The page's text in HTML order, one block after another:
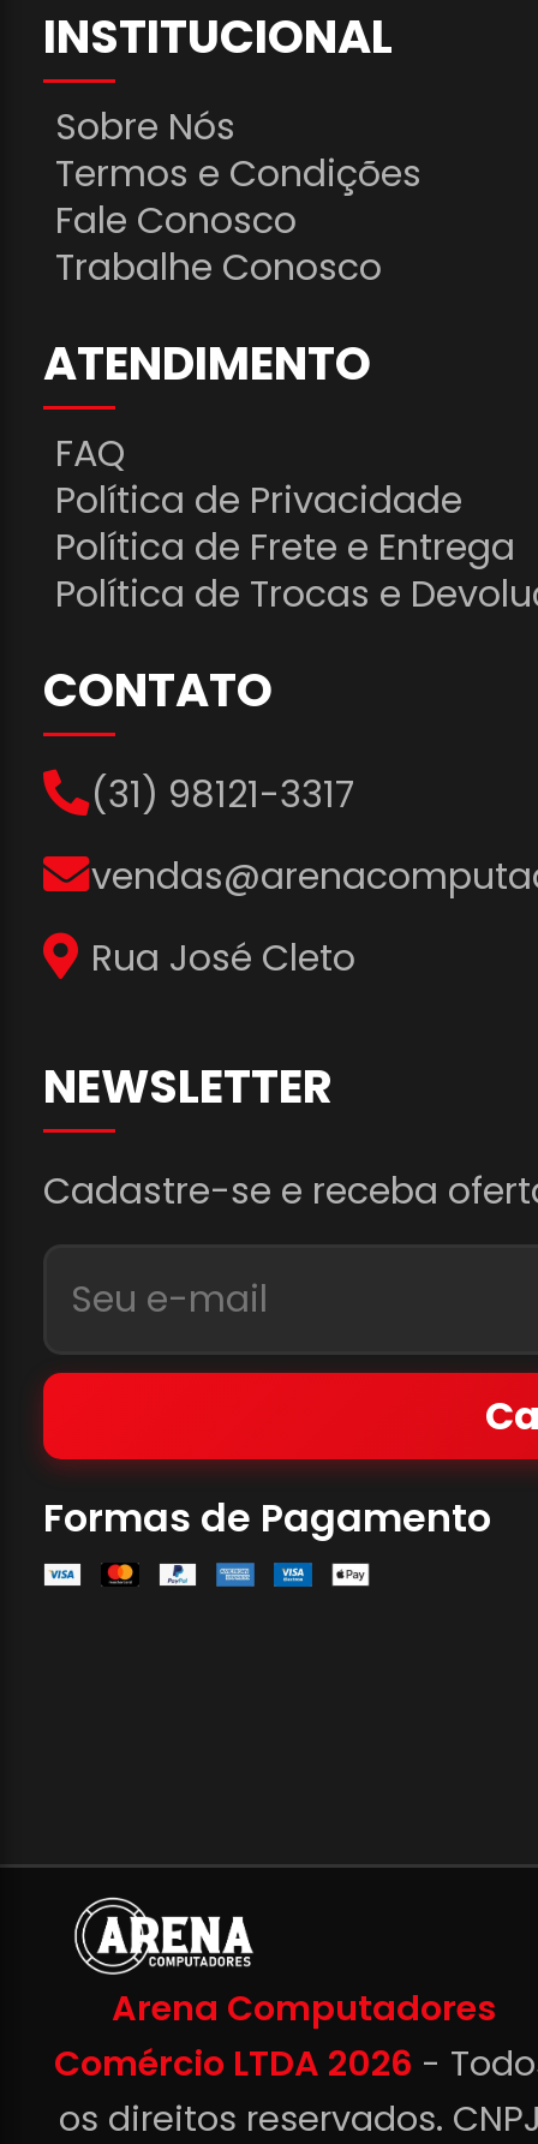
INSTITUCIONAL
Sobre Nós
Termos e Condições
Fale Conosco
Trabalhe Conosco
ATENDIMENTO
FAQ
Política de Privacidade
Política de Frete e Entrega
Política de Trocas e
CONTATO
(31) 98121-3317
Rua José Cleto
NEWSLETTER
Cadastre-se e receba
Formas de Pagamento
Arena Computadores
Comércio LTDA 2026 -
os direitos reservados.